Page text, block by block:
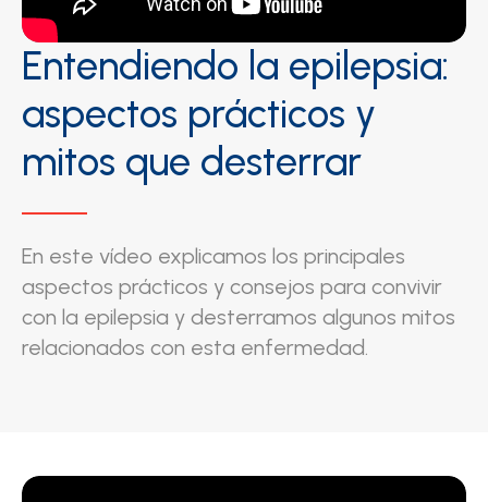
Entendiendo la epilepsia:
aspectos prácticos y
mitos que desterrar
En este vídeo explicamos los principales
aspectos prácticos y consejos para convivir
con la epilepsia y desterramos algunos mitos
relacionados con esta enfermedad.